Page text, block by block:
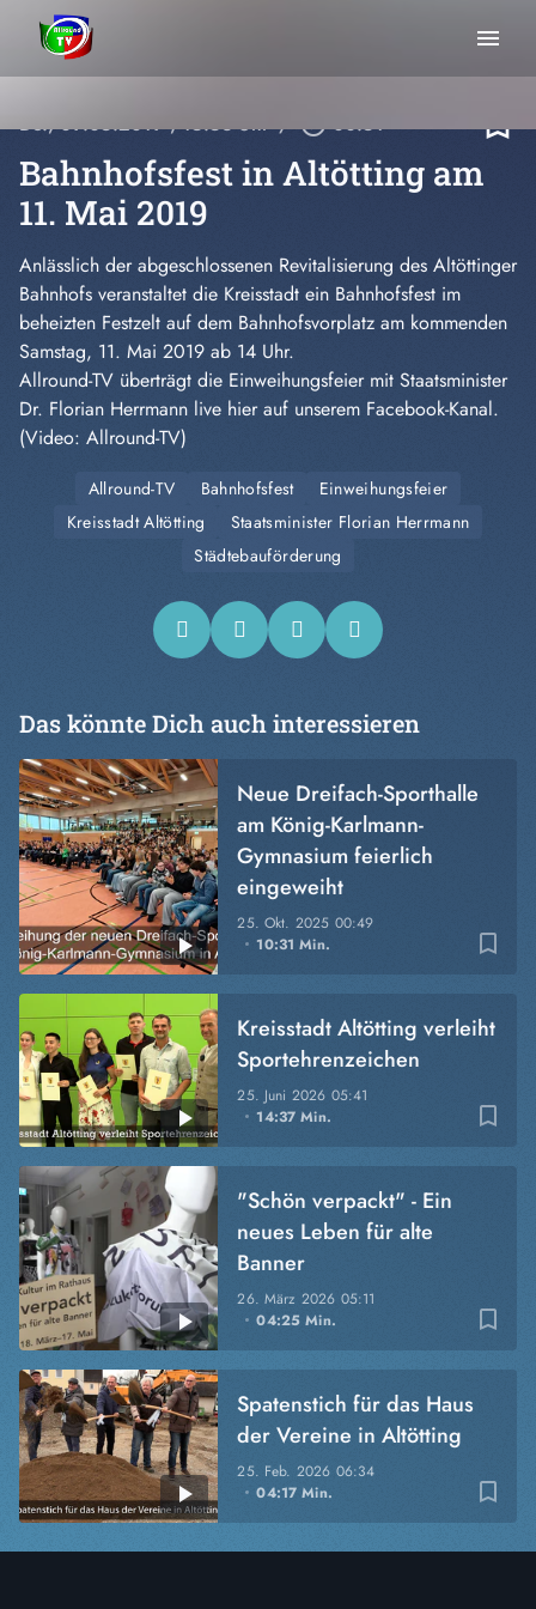
menu
Do., 09.05.2019, 15:53 Uhr / play_circle_outline00:51 bookmark_border
Bahnhofsfest in Altötting am
11. Mai 2019
Anlässlich der abgeschlossenen Revitalisierung des Altöttinger
Bahnhofs veranstaltet die Kreisstadt ein Bahnhofsfest im
beheizten Festzelt auf dem Bahnhofsvorplatz am kommenden
Samstag, 11. Mai 2019 ab 14 Uhr.
Allround-TV überträgt die Einweihungsfeier mit Staatsminister
Dr. Florian Herrmann live hier auf unserem Facebook-Kanal.
(Video: Allround-TV)
Allround-TV Bahnhofsfest
Einweihungsfeier
Kreisstadt Altötting
Staatsminister Florian Herrmann
Städtebauförderung
Das könnte Dich auch interessieren
bookmark_border
25. Okt. 2025 00:49
10:31 Min.
Neue Dreifach-Sporthalle
am König-Karlmann-
Gymnasium feierlich
eingeweiht
bookmark_border
25. Juni 2026 05:41
14:37 Min.
Kreisstadt Altötting verleiht
Sportehrenzeichen
bookmark_border
26. März 2026 05:11
04:25 Min.
"Schön verpackt" - Ein
neues Leben für alte
Banner
bookmark_border
25. Feb. 2026 06:34
04:17 Min.
Spatenstich für das Haus
der Vereine in Altötting